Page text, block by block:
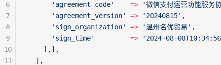
      'agreement_code'
    =>
'微信支付运营功能服务
      'agreement_version'
=> '20240815' ,
      'sign_organization'
=> '温州名优贸易' ,
      'sign_time'
         =>
'2024-08-
    ],],
  ],
6
7
8
9
10
11